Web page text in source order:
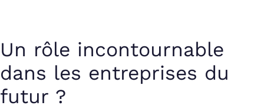
Un rôle incontournable
dans les entreprises du
futur ?